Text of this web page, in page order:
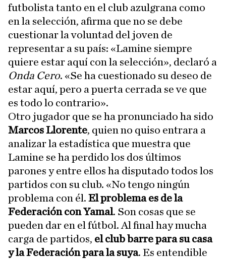
futbolista tanto en el club azulgrana como
en la selección, afirma que no se debe
cuestionar la voluntad del joven de
representar a su país: «Lamine siempre
quiere estar aquí con la selección», declaró a
Onda Cero. «Se ha cuestionado su deseo de
estar aquí, pero a puerta cerrada se ve que
es todo lo contrario».
Otro jugador que se ha pronunciado ha sido
Marcos Llorente, quien no quiso entrara a
analizar la estadística que muestra que
Lamine se ha perdido los dos últimos
parones y entre ellos ha disputado todos los
partidos con su club. «No tengo ningún
problema con él. El problema es de la
Federación con Yamal. Son cosas que se
pueden dar en el fútbol. Al final hay mucha
carga de partidos, el club barre para su casa
y la Federación para la suya. Es entendible